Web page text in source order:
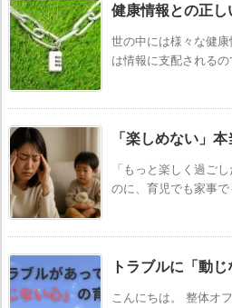
健康情報との正
世の中には様々な健
は情報に支配される
「楽しめない」
「もっと楽しく過ご
のに、育児でも家事
トラブルに「動
こんにちは。 整体オ